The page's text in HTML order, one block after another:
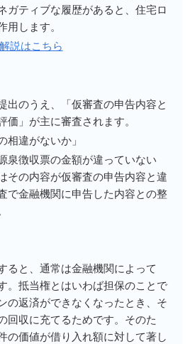
ガティブな履歴があると、住宅ロ
します。
説はこちら
出のうえ、「仮審査の申告内容と
」が主に審査されます。
相違がないか」
泉徴収票の金額が違っていない
その内容が仮審査の申告内容と違
で金融機関に申告した内容との整
ると、通常は金融機関によって
。抵当権とはいわば担保のことで
の返済ができなくなったとき、そ
回収に充てるためです。そのた
の価値が借り入れ額に対して著し